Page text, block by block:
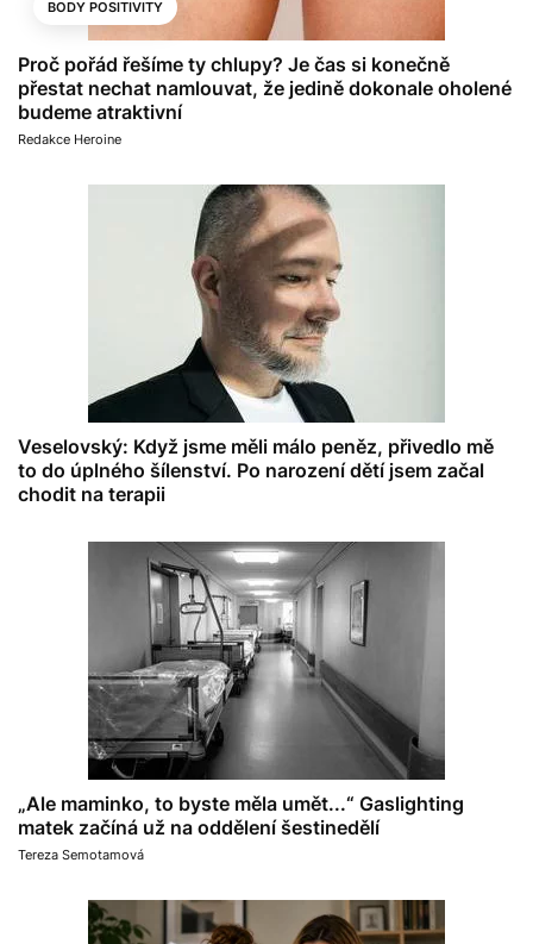
BODY POSITIVITY
Proč pořád řešíme ty chlupy? Je čas si konečně
přestat nechat namlouvat, že jedině dokonale oholené
budeme atraktivní
Redakce Heroine
Veselovský: Když jsme měli málo peněz, přivedlo mě
to do úplného šílenství. Po narození dětí jsem začal
chodit na terapii
„Ale maminko, to byste měla umět...“ Gaslighting
matek začíná už na oddělení šestinedělí
Tereza Semotamová